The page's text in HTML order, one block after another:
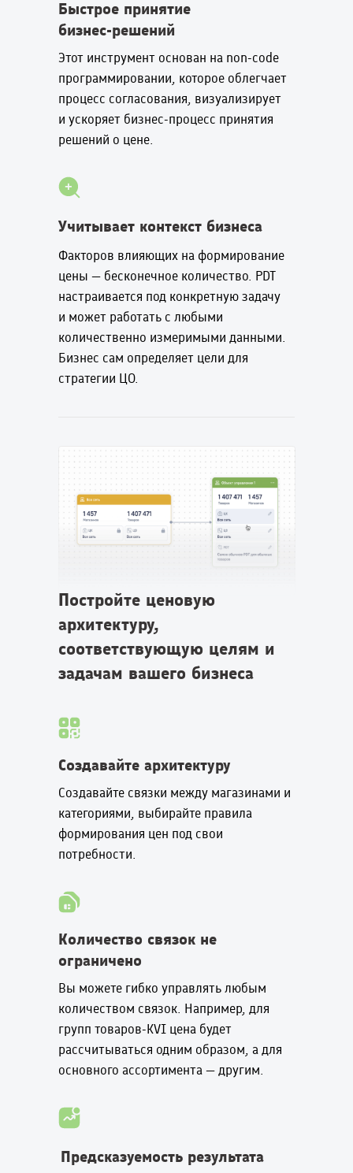
Быстрое принятие
бизнес-решений
Этот инструмент основан на non-code
программировании, которое облегчает
процесс согласования, визуализирует
и ускоряет бизнес-процесс принятия
решений о цене.
Учитывает контекст бизнеса
Факторов влияющих на формирование
цены — бесконечное количество. PDT
настраивается под конкретную задачу
и может работать с любыми
количественно измеримыми данными.
Бизнес сам определяет цели для
стратегии ЦО.
Постройте ценовую
архитектуру,
соответствующую целям и
задачам вашего бизнеса
Создавайте архитектуру
Создавайте связки между магазинами и
категориями, выбирайте правила
формирования цен под свои
потребности.
Количество связок не
ограничено
Вы можете гибко управлять любым
количеством связок. Например, для
групп товаров-KVI цена будет
рассчитываться одним образом, а для
основного ассортимента — другим.
Предсказуемость результата